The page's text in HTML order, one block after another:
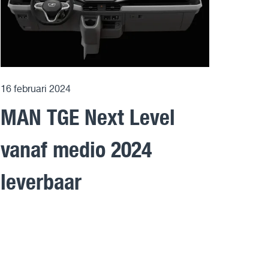
16 februari 2024
MAN TGE Next Level
vanaf medio 2024
leverbaar